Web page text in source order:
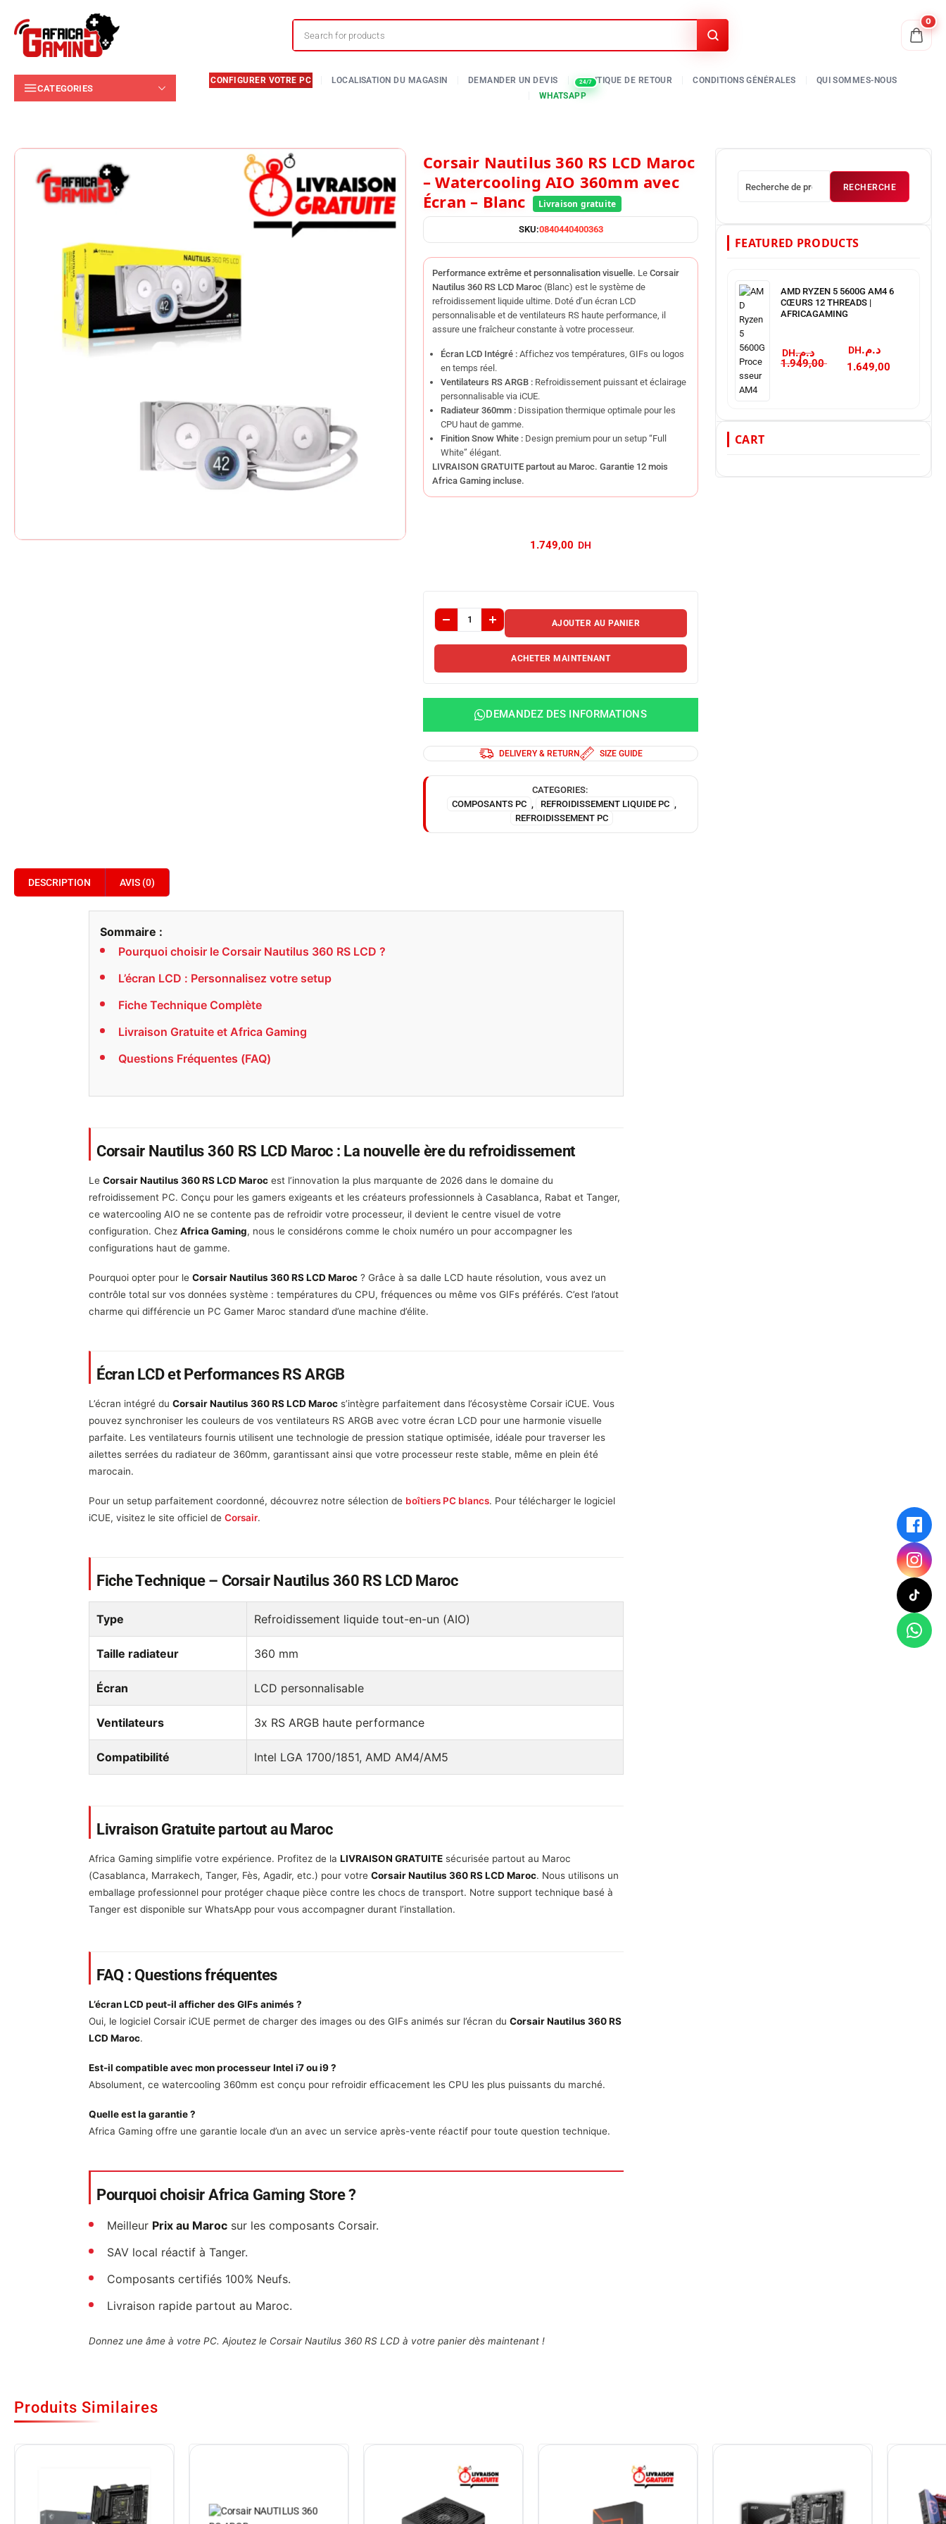
0
CATEGORIES
Corsair Nautilus 360 RS LCD Maroc
– Watercooling AIO 360mm avec
Écran – Blanc
SKU:0840440400363
Performance extrême et personnalisation visuelle. Le Corsair
Nautilus 360 RS LCD Maroc (Blanc) est le système de
refroidissement liquide ultime. Doté d’un écran LCD
personnalisable et de ventilateurs RS haute performance, il
assure une fraîcheur constante à votre processeur.
Écran LCD Intégré : Affichez vos températures, GIFs ou logos
en temps réel.
Ventilateurs RS ARGB : Refroidissement puissant et éclairage
personnalisable via iCUE.
Radiateur 360mm : Dissipation thermique optimale pour les
CPU haut de gamme.
Finition Snow White : Design premium pour un setup “Full
White” élégant.
LIVRAISON GRATUITE partout au Maroc. Garantie 12 mois
Africa Gaming incluse.
AJOUTER AU PANIER
ACHETER MAINTENANT
DEMANDEZ DES INFORMATIONS
DELIVERY & RETURN SIZE GUIDE
CATEGORIES:
COMPOSANTS PC
REFROIDISSEMENT LIQUIDE PC
REFROIDISSEMENT PC
DESCRIPTION AVIS (0)
Sommaire :
Pourquoi choisir le Corsair Nautilus 360 RS LCD ?
L’écran LCD : Personnalisez votre setup
Fiche Technique Complète
Livraison Gratuite et Africa Gaming
Questions Fréquentes (FAQ)
Corsair Nautilus 360 RS LCD Maroc : La nouvelle ère du refroidissement
Le Corsair Nautilus 360 RS LCD Maroc est l’innovation la plus marquante de 2026 dans le domaine du
refroidissement PC. Conçu pour les gamers exigeants et les créateurs professionnels à Casablanca, Rabat et Tanger,
ce watercooling AIO ne se contente pas de refroidir votre processeur, il devient le centre visuel de votre
configuration. Chez Africa Gaming, nous le considérons comme le choix numéro un pour accompagner les
configurations haut de gamme.
Pourquoi opter pour le Corsair Nautilus 360 RS LCD Maroc ? Grâce à sa dalle LCD haute résolution, vous avez un
contrôle total sur vos données système : températures du CPU, fréquences ou même vos GIFs préférés. C’est l’atout
charme qui différencie un PC Gamer Maroc standard d’une machine d’élite.
Écran LCD et Performances RS ARGB
L’écran intégré du Corsair Nautilus 360 RS LCD Maroc s’intègre parfaitement dans l’écosystème Corsair iCUE. Vous
pouvez synchroniser les couleurs de vos ventilateurs RS ARGB avec votre écran LCD pour une harmonie visuelle
parfaite. Les ventilateurs fournis utilisent une technologie de pression statique optimisée, idéale pour traverser les
ailettes serrées du radiateur de 360mm, garantissant ainsi que votre processeur reste stable, même en plein été
marocain.
Pour un setup parfaitement coordonné, découvrez notre sélection de boîtiers PC blancs. Pour télécharger le logiciel
iCUE, visitez le site officiel de Corsair.
Fiche Technique – Corsair Nautilus 360 RS LCD Maroc
Type Refroidissement liquide tout-en-un (AIO)
Taille radiateur 360 mm
Écran LCD personnalisable
Ventilateurs 3x RS ARGB haute performance
Compatibilité Intel LGA 1700/1851, AMD AM4/AM5
Livraison Gratuite partout au Maroc
Africa Gaming simplifie votre expérience. Profitez de la LIVRAISON GRATUITE sécurisée partout au Maroc
(Casablanca, Marrakech, Tanger, Fès, Agadir, etc.) pour votre Corsair Nautilus 360 RS LCD Maroc. Nous utilisons un
emballage professionnel pour protéger chaque pièce contre les chocs de transport. Notre support technique basé à
Tanger est disponible sur WhatsApp pour vous accompagner durant l’installation.
FAQ : Questions fréquentes
L’écran LCD peut-il afficher des GIFs animés ?
Oui, le logiciel Corsair iCUE permet de charger des images ou des GIFs animés sur l’écran du Corsair Nautilus 360 RS
LCD Maroc.
Est-il compatible avec mon processeur Intel i7 ou i9 ?
Absolument, ce watercooling 360mm est conçu pour refroidir efficacement les CPU les plus puissants du marché.
Quelle est la garantie ?
Africa Gaming offre une garantie locale d’un an avec un service après-vente réactif pour toute question technique.
Pourquoi choisir Africa Gaming Store ?
Meilleur Prix au Maroc sur les composants Corsair.
SAV local réactif à Tanger.
Composants certifiés 100% Neufs.
Livraison rapide partout au Maroc.
Donnez une âme à votre PC. Ajoutez le Corsair Nautilus 360 RS LCD à votre panier dès maintenant !
Produits Similaires
RECHERCHE
FEATURED PRODUCTS
AMD RYZEN 5 5600G AM4 6
CŒURS 12 THREADS |
AFRICAGAMING
د.م.
1.949,00
د.م.
CART